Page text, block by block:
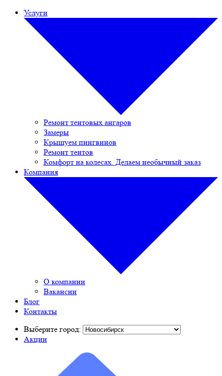
Услуги
Ремонт тентовых ангаров
Замеры
Крышуем пингвинов
Ремонт тентов
Комфорт на колесах. Делаем необычный заказ
Компания
О компании
Вакансии
Блог
Контакты
Выберите город:
Акции